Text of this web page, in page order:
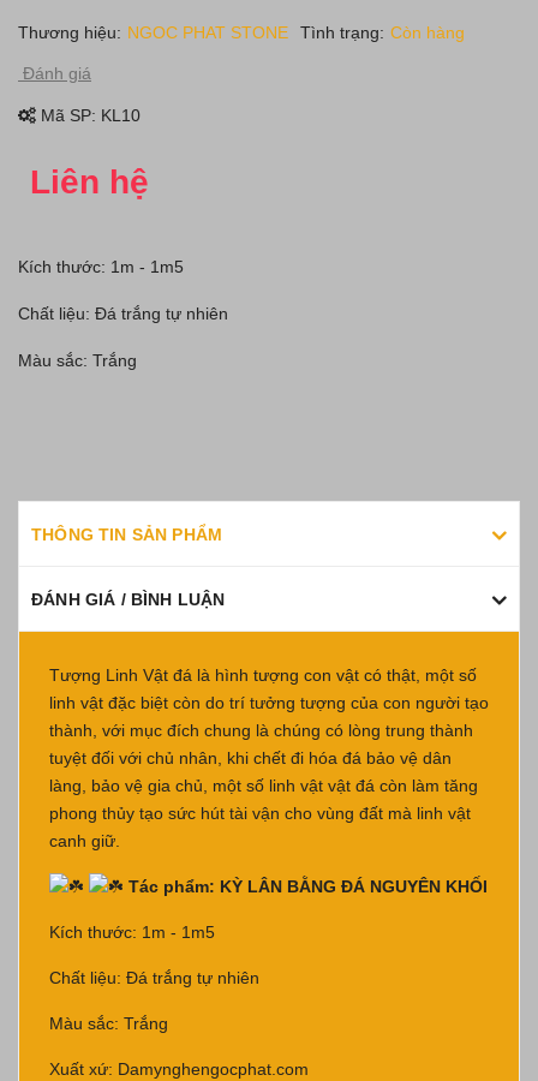
Thương hiệu: NGOC PHAT STONE Tình trạng: Còn hàng
Đánh giá
Mã SP: KL10
Liên hệ
Kích thước: 1m - 1m5
Chất liệu: Đá trắng tự nhiên
Màu sắc: Trắng
THÔNG TIN SẢN PHẨM
ĐÁNH GIÁ / BÌNH LUẬN
Tượng Linh Vật đá là hình tượng con vật có thật, một số
linh vật đặc biệt còn do trí tưởng tượng của con người tạo
thành, với mục đích chung là chúng có lòng trung thành
tuyệt đối với chủ nhân, khi chết đi hóa đá bảo vệ dân
làng, bảo vệ gia chủ, một số linh vật vật đá còn làm tăng
phong thủy tạo sức hút tài vận cho vùng đất mà linh vật
canh giữ.
Tác phẩm: KỲ LÂN BẰNG ĐÁ NGUYÊN KHỐI
Kích thước: 1m - 1m5
Chất liệu: Đá trắng tự nhiên
Màu sắc: Trắng
Xuất xứ: Damynghengocphat.com